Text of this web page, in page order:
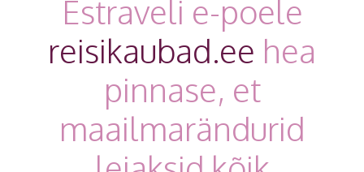
Estraveli e-poele
reisikaubad.ee hea
pinnase, et
maailmarändurid